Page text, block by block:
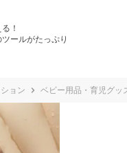
！
ールがたっぷり
ョン ベビー用品・育児グッ